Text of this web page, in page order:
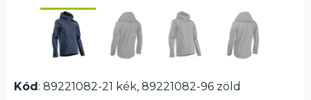
Kód: 89221082-21 kék, 89221082-96 zöld